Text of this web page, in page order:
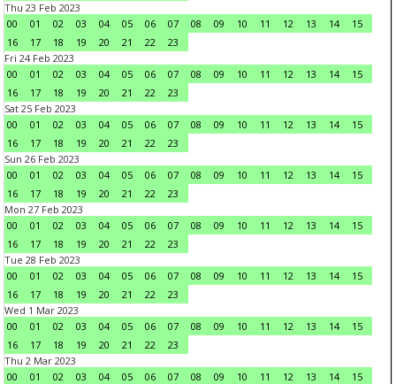
Thu 23 Feb 2023
00
01 02 03 04 05 06 07 08 09 10 11 12 13 14
15
16
17 18 19 20 21 22
23
Fri 24 Feb 2023
00
01 02 03 04 05 06 07 08 09 10 11 12 13 14
15
16
17 18 19 20 21 22
23
Sat 25 Feb 2023
00
01 02 03 04 05 06 07 08 09 10 11 12 13 14
15
16
17 18 19 20 21 22
23
Sun 26 Feb 2023
00
01 02 03 04 05 06 07 08 09 10 11 12 13 14
15
16
17 18 19 20 21 22
23
Mon 27 Feb 2023
00
01 02 03 04 05 06 07 08 09 10 11 12 13 14
15
16
17 18 19 20 21 22
23
Tue 28 Feb 2023
00
01 02 03 04 05 06 07 08 09 10 11 12 13 14
15
16
17 18 19 20 21 22
23
Wed 1 Mar 2023
00
01 02 03 04 05 06 07 08 09 10 11 12 13 14
15
16
17 18 19 20 21 22
23
Thu 2 Mar 2023
00
01 02 03 04 05 06 07 08 09 10 11 12 13 14
15